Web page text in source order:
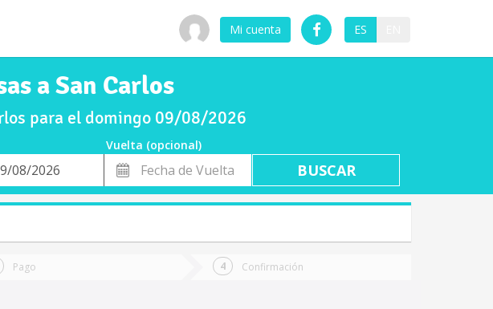
Mi cuenta ES
a San Carlos
para el domingo 09/08/2026
Vuelta (opcional)
Fecha
de
Vuelta
Pago Confirmación